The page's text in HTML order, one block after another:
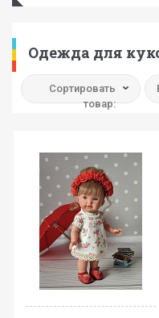
Одежда для
Сортировать
товар: